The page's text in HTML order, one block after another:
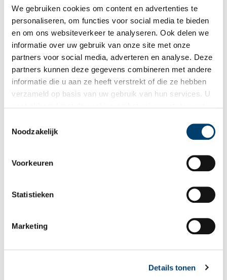
We gebruiken cookies om content en advertenties te
personaliseren, om functies voor social media te bieden
en om ons websiteverkeer te analyseren. Ook delen we
informatie over uw gebruik van onze site met onze
partners voor social media, adverteren en analyse. Deze
partners kunnen deze gegevens combineren met andere
informatie die u aan ze heeft verstrekt of die ze hebben
verzameld op basis van uw gebruik van hun services. U
Noodzakelijk
Voorkeuren
Statistieken
Marketing
Details tonen
Publicatiedatum: 12/12/2025